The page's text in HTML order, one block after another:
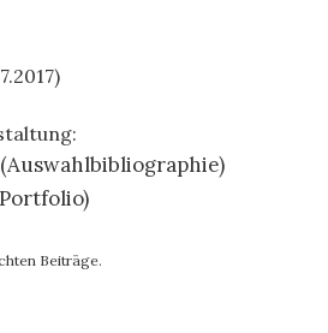
(Auswahlbibliographie)
Beiträge.